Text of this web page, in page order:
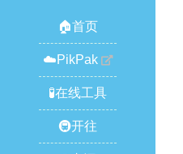
🏠首页
☁️PikPak
🧪在线工具
🚇开往